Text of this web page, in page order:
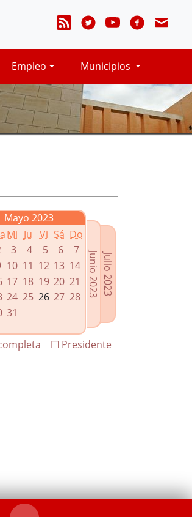
Empleo Municipios
Mayo 2023
Mi Ju Vi Sá Do
3 4 5 6
7
10 11 12 13 14
17 18 19 20 21
24 25 26 27 28
31
Julio 2023
Junio 2023
☐ Presidente